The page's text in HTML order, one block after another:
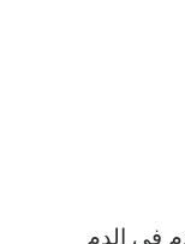
في الدم